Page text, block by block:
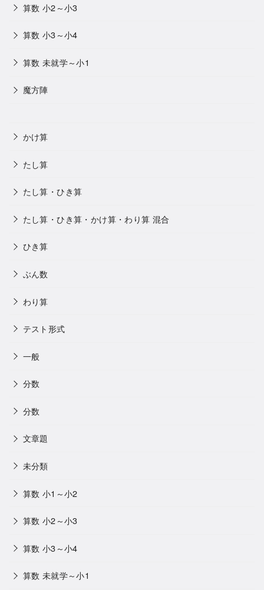
算数 小2～小3
算数 小3～小4
算数 未就学～小1
魔方陣
かけ算
たし算
たし算・ひき算
たし算・ひき算・かけ算・わり算 混合
ひき算
ぶん数
わり算
テスト形式
一般
分数
分数
文章題
未分類
算数 小1～小2
算数 小2～小3
算数 小3～小4
算数 未就学～小1